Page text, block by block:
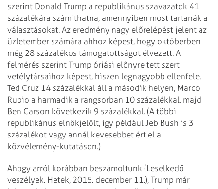
szerint Donald Trump a republikánus szavazatok 41
százalékára számíthatna, amennyiben most tartanák a
választásokat. Az eredmény nagy előrelépést jelent az
üzletember számára ahhoz képest, hogy októberben
még 28 százalékos támogatottságot élvezett. A
felmérés szerint Trump óriási előnyre tett szert
vetélytársai­hoz képest, hiszen legnagyobb ellenfele,
Ted Cruz 14 százalékkal áll a második helyen, Marco
Rubio a harmadik a rangsorban 10 százalékkal, majd
Ben Carson következik 9 százalékkal. (A többi
republikánus elnökjelölt, így például Jeb Bush is 3
százalékot vagy annál kevesebbet ért el a
közvélemény-kutatáson.)
Ahogy arról korábban beszámoltunk (Leselkedő
veszélyek. Hetek, 2015. december 11.), Trump már